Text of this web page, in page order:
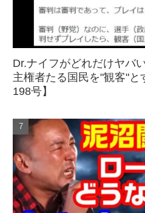
Dr.ナイフがどれだけヤバ
主権者たる国民を"観客"と
198号】